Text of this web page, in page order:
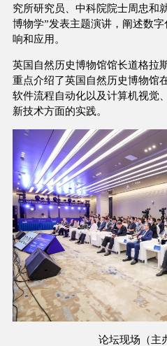
究所研究员、中科院院士周忠和
博物学”发表主题演讲，阐述数
响和应用。
英国自然历史博物馆馆长道格拉
重点介绍了英国自然历史博物馆
软件流程自动化以及计算机视觉
新技术方面的实践。
论坛现场（主